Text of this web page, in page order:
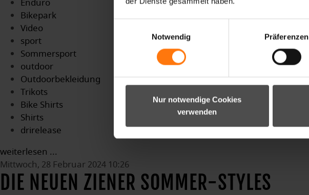
Notwendig
Präferenzen
Nur notwendige Cookies
verwenden
Enduro
Bikepark
Video
sport
Sommersport
outdoor
Outdoorbekleidung
Trikots
Bike Shirts
Shirts
drirelease
weiterlesen ...
Mittwoch, 28 Februar 2024 10:26
DIE NEUEN ZIENER SOMMER-STYLES